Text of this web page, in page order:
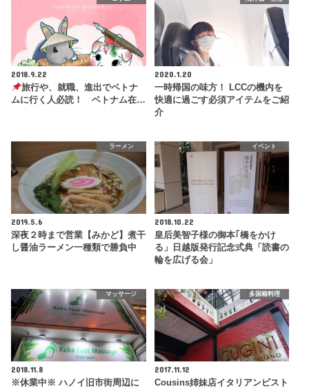
2018.9.22
旅行や、就職、進出でベトナ
ムに行く人必読！ ベトナム在…
2020.1.20
一時帰国の味方！ LCCの機内を
快適に過ごす必須アイテムをご紹
介
ラーメン
2019.5.6
深夜２時まで営業【みかど】煮干
し醤油ラーメン一種類で勝負中
イベント
2018.10.22
皇后美智子様の御本｢橋をかけ
る」日越版発行記念式典「読書の
輪を広げる会」
マッサージ
2018.11.8
※休業中※ ハノイ旧市街周辺に
多国籍料理
2017.11.12
Cousins姉妹店イタリアンビスト